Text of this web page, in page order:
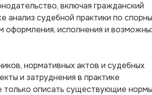
включая гражданский
анализ судебной практики по
оформления, исполнения и
нормативных актов и судебных
и затруднения в практике
только описать существующие